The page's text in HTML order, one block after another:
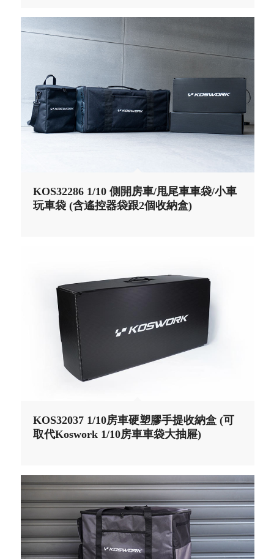
KOS32286 1/10 側開房車/甩尾車車袋/小車
玩車袋 (含遙控器袋跟2個收納盒)
KOS32037 1/10房車硬塑膠手提收納盒 (可
取代Koswork 1/10房車車袋大抽屜)